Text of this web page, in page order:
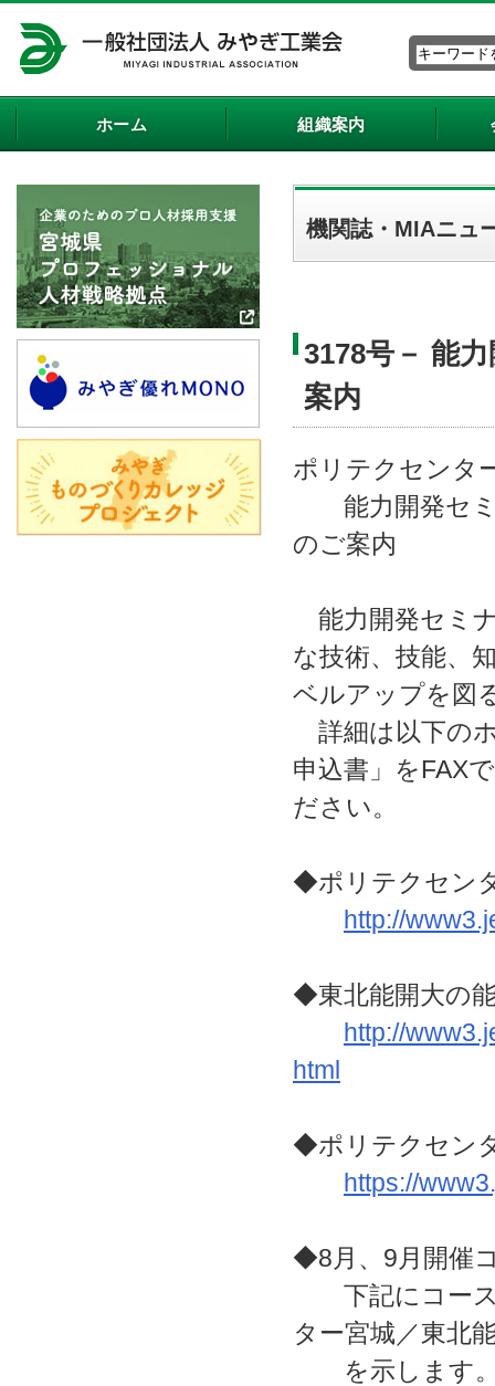
ホーム 組織案内
機関誌・MIAニュ
3178号－ 能
案内
ポリテクセンタ
能力開発セミ
のご案内
能力開発セミ
な技術、技能、
ベルアップを図
詳細は以下の
申込書」をFAX
ださい。
◆ポリテクセン
http://
◆東北能開大の
http://
html
◆ポリテクセン
https://
◆8月、9月開催
下記にコース
ター宮城／東北
を示します